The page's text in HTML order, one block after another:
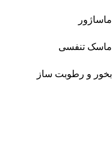
ماساژور
ماسک تنفسی
بخور و رطوبت ساز